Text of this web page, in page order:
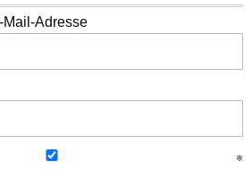
Mail-Adresse